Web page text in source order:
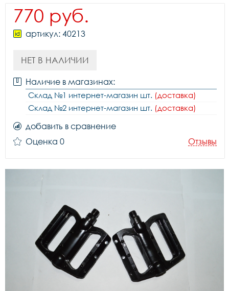
770 руб.
артикул: 40213
НЕТ В НАЛИЧИИ
Наличие в магазинах:
Склад №1 интернет-магазин шт. (доставка)
Склад №2 интернет-магазин шт. (доставка)
добавить в сравнение
Оценка 0
Отзывы